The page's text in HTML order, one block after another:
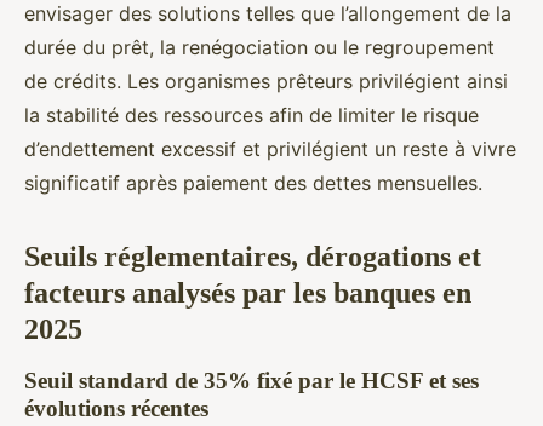
envisager des solutions telles que l’allongement de la
durée du prêt, la renégociation ou le regroupement
de crédits. Les organismes prêteurs privilégient ainsi
la stabilité des ressources afin de limiter le risque
d’endettement excessif et privilégient un reste à vivre
significatif après paiement des dettes mensuelles.
Seuils réglementaires, dérogations et
facteurs analysés par les banques en
2025
Seuil standard de 35% fixé par le HCSF et ses
évolutions récentes